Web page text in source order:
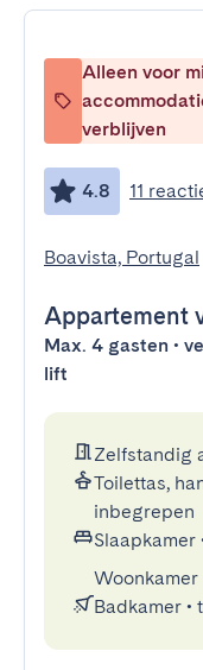
Alleen voor
verblijven
4.8 11
Boavista, Portugal
Appartement
Max. 4 gasten •
lift
Zelfstandig
Toilettas,
inbegrepen
Slaapkamer
Woonkamer
Badkamer •